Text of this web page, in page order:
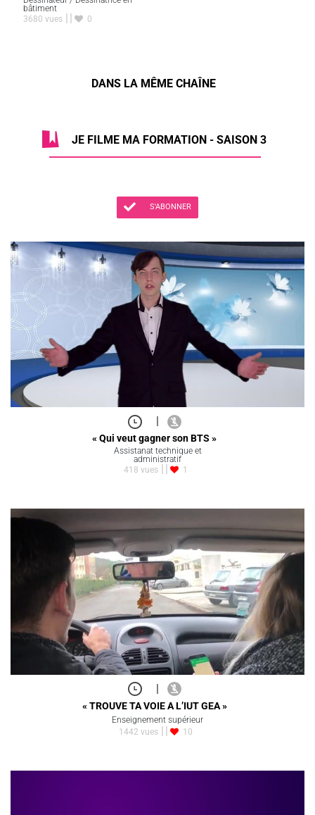
bâtiment
3680 vues
0
DANS LA MÊME CHAÎNE
JE FILME MA FORMATION - SAISON 3
S'ABONNER
|
« Qui veut gagner son BTS »
Assistanat technique et
administratif
418 vues
1
|
« TROUVE TA VOIE A L’IUT GEA »
Enseignement supérieur
1442 vues
10